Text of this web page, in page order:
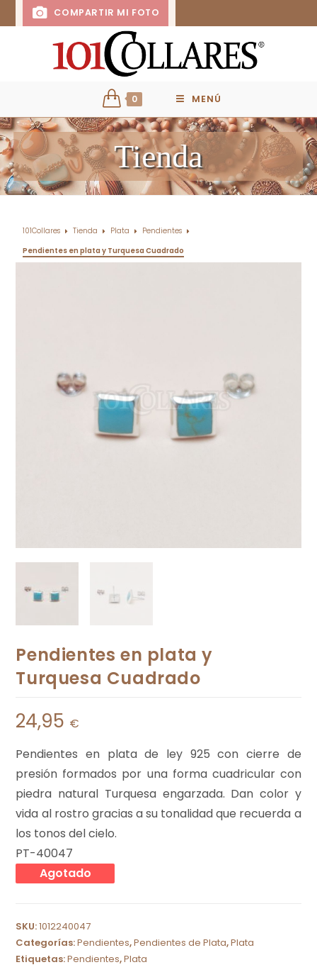
COMPARTIR MI FOTO
0 MENÚ
Tienda
101Collares Tienda Plata
Pendientes
Pendientes en plata y Turquesa Cuadrado
Pendientes en plata y
Turquesa Cuadrado
24,95 €
Pendientes en plata de ley 925 con cierre de
presión formados por una forma cuadricular con
piedra natural Turquesa engarzada. Dan color y
vida al rostro gracias a su tonalidad que recuerda a
los tonos del cielo.
PT-40047
Agotado
SKU:1012240047
Categorías:Pendientes,Pendientes de Plata,Plata
Etiquetas:Pendientes,Plata